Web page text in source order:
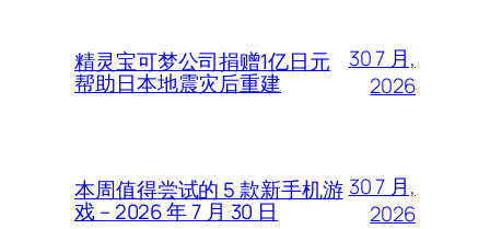
精灵宝可梦公司捐赠1亿日元
帮助日本地震灾后重建
30 7 月,
2026
本周值得尝试的 5 款新手机游
戏 – 2026 年 7 月 30 日
30 7 月,
2026